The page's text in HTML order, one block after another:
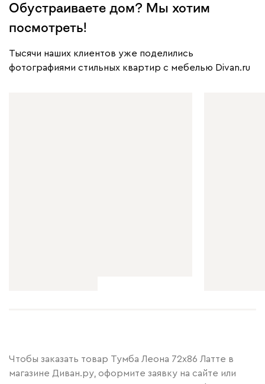
Обустраиваете дом? Мы хотим
посмотреть!
Тысячи наших клиентов уже поделились
фотографиями стильных квартир с мебелью Divan.ru
Чтобы заказать товар Тумба Леона 72x86 Латте в
магазине Диван.ру, оформите заявку на сайте или